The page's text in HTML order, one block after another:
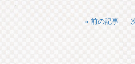
前の記事